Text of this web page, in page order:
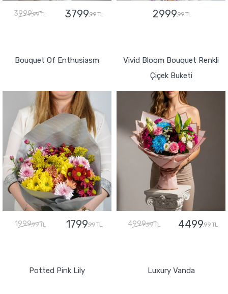
3999,99 TL 3799,99 TL 2999,99 TL
Bouquet Of Enthusiasm
1999,99 TL 1799,99 TL
Vivid Bloom Bouquet Renkli
Çiçek Buketi
4999,99 TL 4499,99 TL
Potted Pink Lily Luxury Vanda